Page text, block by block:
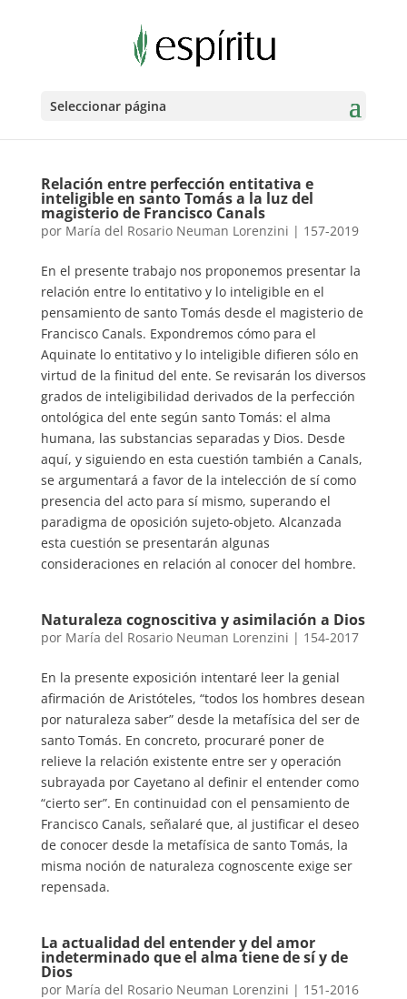
Seleccionar página
Relación entre perfección entitativa e
inteligible en santo Tomás a la luz del
magisterio de Francisco Canals
por María del Rosario Neuman Lorenzini | 157-2019
En el presente trabajo nos proponemos presentar la
relación entre lo entitativo y lo inteligible en el
pensamiento de santo Tomás desde el magisterio de
Francisco Canals. Expondremos cómo para el
Aquinate lo entitativo y lo inteligible difieren sólo en
virtud de la finitud del ente. Se revisarán los diversos
grados de inteligibilidad derivados de la perfección
ontológica del ente según santo Tomás: el alma
humana, las substancias separadas y Dios. Desde
aquí, y siguiendo en esta cuestión también a Canals,
se argumentará a favor de la intelección de sí como
presencia del acto para sí mismo, superando el
paradigma de oposición sujeto-objeto. Alcanzada
esta cuestión se presentarán algunas
consideraciones en relación al conocer del hombre.
Naturaleza cognoscitiva y asimilación a Dios
por María del Rosario Neuman Lorenzini | 154-2017
En la presente exposición intentaré leer la genial
afirmación de Aristóteles, “todos los hombres desean
por naturaleza saber” desde la metafísica del ser de
santo Tomás. En concreto, procuraré poner de
relieve la relación existente entre ser y operación
subrayada por Cayetano al definir el entender como
“cierto ser”. En continuidad con el pensamiento de
Francisco Canals, señalaré que, al justificar el deseo
de conocer desde la metafísica de santo Tomás, la
misma noción de naturaleza cognoscente exige ser
repensada.
La actualidad del entender y del amor
indeterminado que el alma tiene de sí y de
Dios
por María del Rosario Neuman Lorenzini | 151-2016